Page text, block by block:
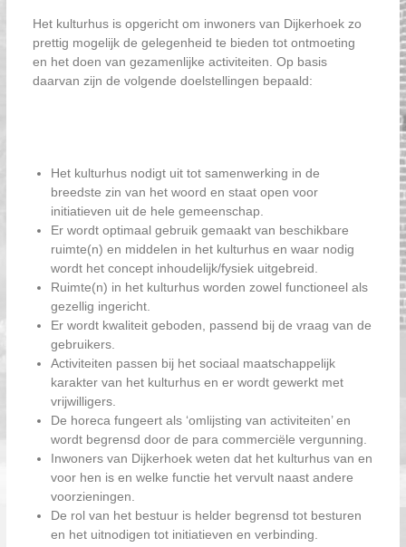
Het kulturhus is opgericht om inwoners van Dijkerhoek zo
prettig mogelijk de gelegenheid te bieden tot ontmoeting
en het doen van gezamenlijke activiteiten. Op basis
daarvan zijn de volgende doelstellingen bepaald:
Het kulturhus nodigt uit tot samenwerking in de
breedste zin van het woord en staat open voor
initiatieven uit de hele gemeenschap.
Er wordt optimaal gebruik gemaakt van beschikbare
ruimte(n) en middelen in het kulturhus en waar nodig
wordt het concept inhoudelijk/fysiek uitgebreid.
Ruimte(n) in het kulturhus worden zowel functioneel als
gezellig ingericht.
Er wordt kwaliteit geboden, passend bij de vraag van de
gebruikers.
Activiteiten passen bij het sociaal maatschappelijk
karakter van het kulturhus en er wordt gewerkt met
vrijwilligers.
De horeca fungeert als ‘omlijsting van activiteiten’ en
wordt begrensd door de para commerciële vergunning.
Inwoners van Dijkerhoek weten dat het kulturhus van en
voor hen is en welke functie het vervult naast andere
voorzieningen.
De rol van het bestuur is helder begrensd tot besturen
en het uitnodigen tot initiatieven en verbinding.